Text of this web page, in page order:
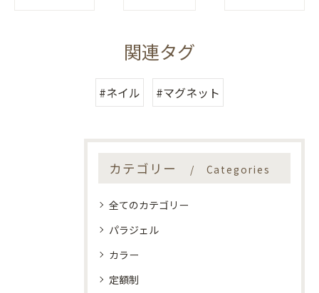
関連タグ
#ネイル #マグネット
カテゴリー Categories
全てのカテゴリー
パラジェル
カラー
定額制